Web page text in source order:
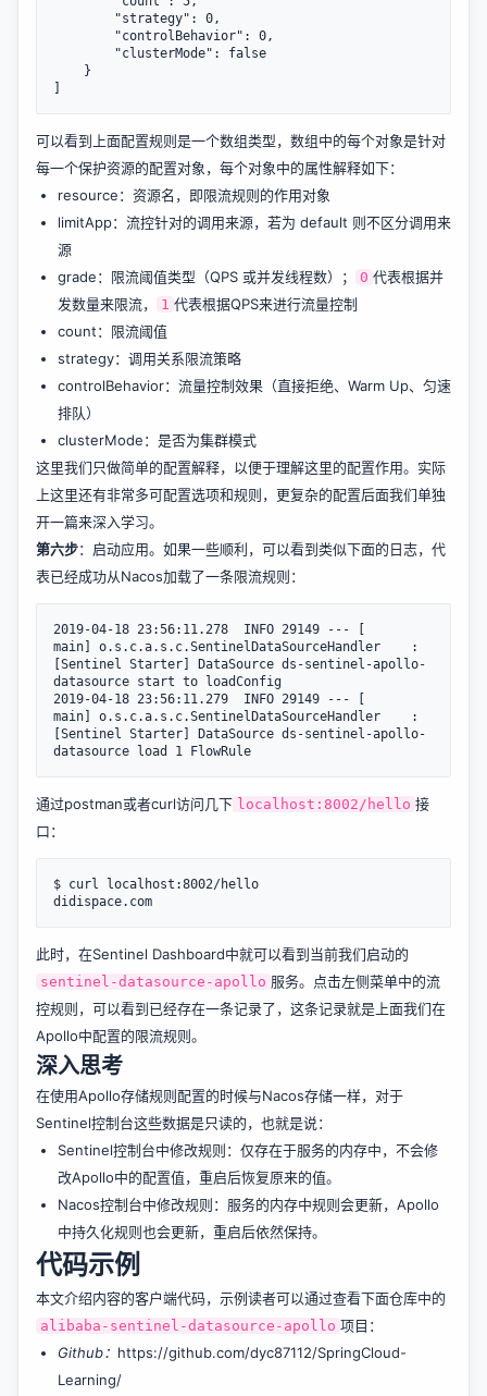
可以看到上面配置规则是一个数组类型，数组中的每个对象是针对
每一个保护资源的配置对象，每个对象中的属性解释如下：
resource：资源名，即限流规则的作用对象
limitApp：流控针对的调用来源，若为 default 则不区分调用来
源
grade：限流阈值类型（QPS 或并发线程数）；
0 代表根据并
发数量来限流，
1 代表根据QPS来进行流量控制
count：限流阈值
strategy：调用关系限流策略
controlBehavior：流量控制效果（直接拒绝、Warm Up、匀速
排队）
clusterMode：是否为集群模式
这里我们只做简单的配置解释，以便于理解这里的配置作用。实际
上这里还有非常多可配置选项和规则，更复杂的配置后面我们单独
开一篇来深入学习。
第六步：启动应用。如果一些顺利，可以看到类似下面的日志，代
表已经成功从Nacos加载了一条限流规则：
2019-04-18 23:56:11.278  INFO 29149 --- [
main] o.s.c.a.s.c.SentinelDataSourceHandler    :
[Sentinel Starter] DataSource ds-sentinel-apollo-
datasource start to loadConfig
2019-04-18 23:56:11.279  INFO 29149 --- [
main] o.s.c.a.s.c.SentinelDataSourceHandler    :
[Sentinel Starter] DataSource ds-sentinel-apollo-
通过postman或者curl访问几下 localhost:8002/hello 接
口：
$ curl localhost:8002/hello
此时，在Sentinel Dashboard中就可以看到当前我们启动的
sentinel-datasource-apollo 服务。点击左侧菜单中的流
控规则，可以看到已经存在一条记录了，这条记录就是上面我们在
Apollo中配置的限流规则。
深入思考
在使用Apollo存储规则配置的时候与Nacos存储一样，对于
Sentinel控制台这些数据是只读的，也就是说：
Sentinel控制台中修改规则：仅存在于服务的内存中，不会修
改Apollo中的配置值，重启后恢复原来的值。
Nacos控制台中修改规则：服务的内存中规则会更新，Apollo
中持久化规则也会更新，重启后依然保持。
代码示例
本文介绍内容的客户端代码，示例读者可以通过查看下面仓库中的
alibaba-sentinel-datasource-apollo 项目：
Github： https://github.com/dyc87112/SpringCloud-
Learning/